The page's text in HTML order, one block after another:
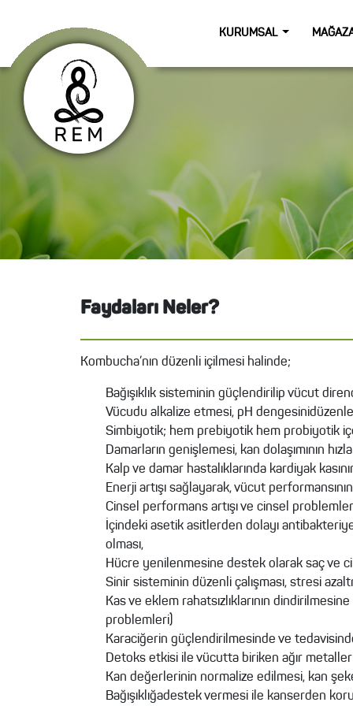
KURUMSAL
Faydaları Neler?
Kombucha’nın düzenli içilmesi halinde;
Bağışıklık sisteminin güçlendirilip vücut
Vücudu alkalize etmesi, pH
Simbiyotik; hem prebiyotik hem probiyotik
Damarların genişlemesi, kan dolaşımının
Kalp ve damar hastalıklarında kardiyak
Enerji artışı sağlayarak, vücut
Cinsel performans artışı ve cinsel
İçindeki asetik asitlerden dolayı
olması,
Hücre yenilenmesine destek olarak saç ve
Sinir sisteminin düzenli çalışması, stresi
Kas ve eklem rahatsızlıklarının
problemleri)
Karaciğerin güçlendirilmesinde ve
Detoks etkisi ile vücutta biriken ağır
Kan değerlerinin normalize edilmesi, kan
Bağışıklığadestek vermesi ile kanserden